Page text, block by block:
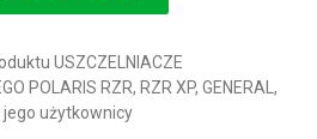
USZCZELNIACZE
POLARIS RZR, RZR XP, GENERAL,
jego użytkownicy